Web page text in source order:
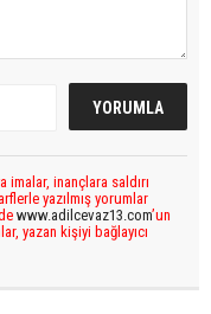
inançlara saldırı
yazılmış yorumlar
www.adilcevaz13.com’un
yazan kişiyi bağlayıcı